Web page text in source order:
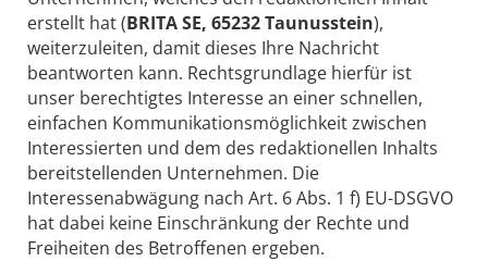
erstellt hat (BRITA SE, 65232 Taunusstein),
weiterzuleiten, damit dieses Ihre Nachricht
beantworten kann. Rechtsgrundlage hierfür ist
unser berechtigtes Interesse an einer schnellen,
einfachen Kommunikationsmöglichkeit zwischen
Interessierten und dem des redaktionellen Inhalts
bereitstellenden Unternehmen. Die
Interessenabwägung nach Art. 6 Abs. 1 f) EU-DSGVO
hat dabei keine Einschränkung der Rechte und
Freiheiten des Betroffenen ergeben.